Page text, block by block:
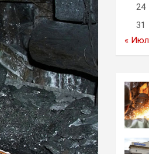
24
31
« Июл